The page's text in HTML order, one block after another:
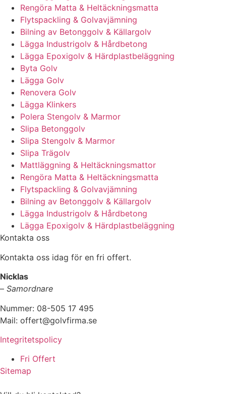
Rengöra Matta & Heltäckningsmatta
Flytspackling & Golvavjämning
Bilning av Betonggolv & Källargolv
Lägga Industrigolv & Hårdbetong
Lägga Epoxigolv & Härdplastbeläggning
Byta Golv
Lägga Golv
Renovera Golv
Lägga Klinkers
Polera Stengolv & Marmor
Slipa Betonggolv
Slipa Stengolv & Marmor
Slipa Trägolv
Mattläggning & Heltäckningsmattor
Rengöra Matta & Heltäckningsmatta
Flytspackling & Golvavjämning
Bilning av Betonggolv & Källargolv
Lägga Industrigolv & Hårdbetong
Lägga Epoxigolv & Härdplastbeläggning
Kontakta oss
Kontakta oss idag för en fri offert.
Nicklas
– Samordnare
Nummer: 08-505 17 495
Mail: offert@golvfirma.se
Integritetspolicy
Fri Offert
Sitemap